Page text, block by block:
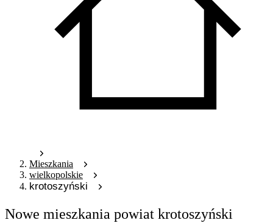
Mieszkania
wielkopolskie
krotoszyński
Nowe mieszkania powiat krotoszyński